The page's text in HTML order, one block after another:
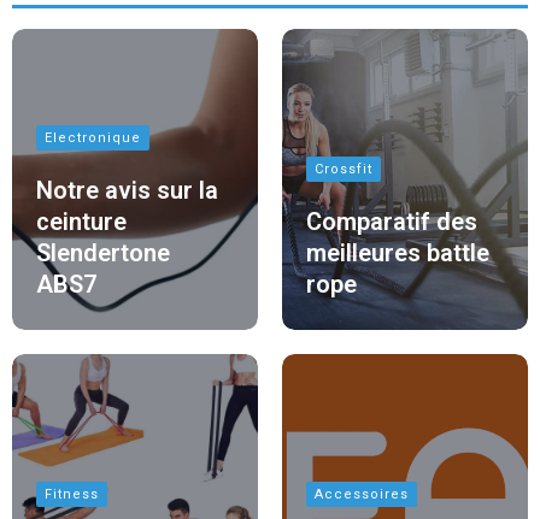
Electronique
Notre avis sur la
ceinture
Slendertone
ABS7
Crossfit
Comparatif des
meilleures battle
rope
Fitness Accessoires